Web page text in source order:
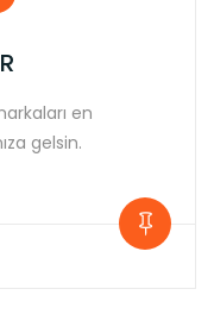
en
gelsin.